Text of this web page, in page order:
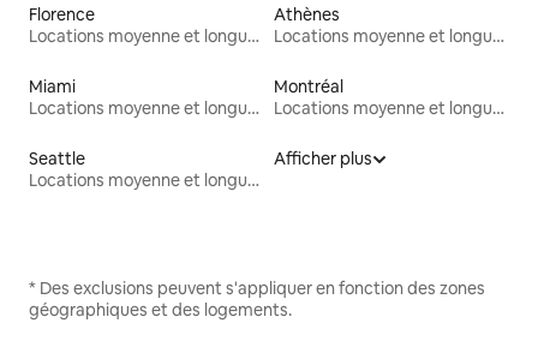
Florence
Locations moyenne et longue durée
Athènes
Locations moyenne et longue durée
Miami
Locations moyenne et longue durée
Montréal
Locations moyenne et longue durée
Seattle
Locations moyenne et longue durée
Afficher plus
* Des exclusions peuvent s'appliquer en fonction des zones
géographiques et des logements.